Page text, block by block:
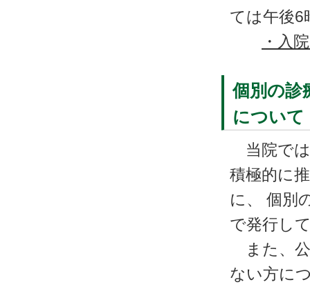
ては午後6
・入
個別の診
について
当院では
積極的に
に、 個別
で発行し
また、公
ない方に